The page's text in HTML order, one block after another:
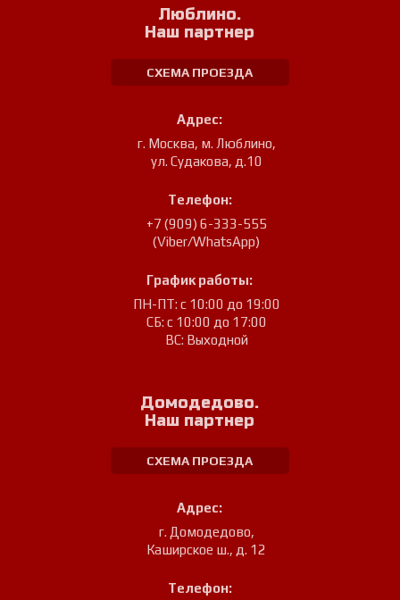
Люблино.
Наш партнер
СХЕМА ПРОЕЗДА
Адрес:
г. Москва, м. Люблино,
ул. Судакова, д.10
Телефон:
+7 (909) 6-333-555
(Viber/WhatsApp)
График работы:
ПН-ПТ: с 10:00 до 19:00
СБ: с 10:00 до 17:00
ВС: Выходной
Домодедово.
Наш партнер
СХЕМА ПРОЕЗДА
Адрес:
г. Домодедово,
Каширское ш., д. 12
Телефон: